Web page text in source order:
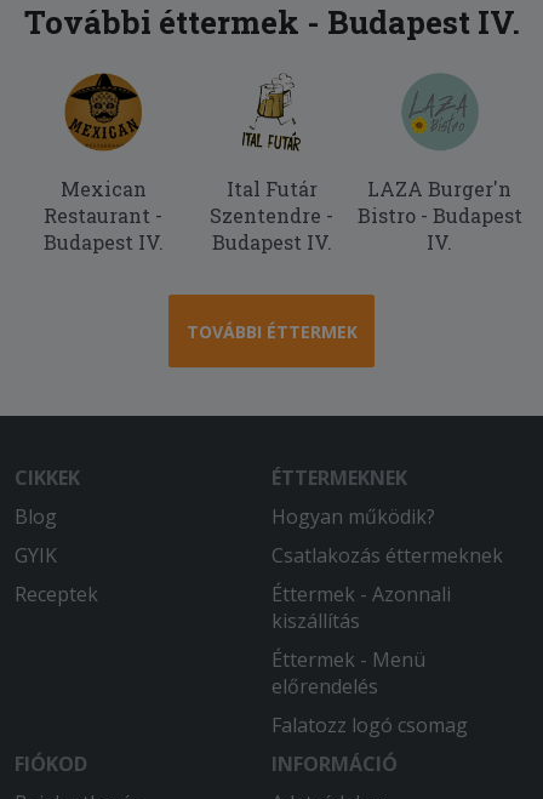
Ízletes és finom. Gyorsan kiszállították
a megrendelést.
További éttermek - Budapest IV.
Mexican
Restaurant -
Budapest IV.
Ital Futár
Szentendre -
Budapest IV.
LAZA Burger'n
Bistro - Budapest
IV.
TOVÁBBI ÉTTERMEK
CIKKEK
Blog
GYIK
Receptek
ÉTTERMEKNEK
Hogyan működik?
Csatlakozás éttermeknek
Éttermek - Azonnali
kiszállítás
Éttermek - Menü
előrendelés
Falatozz logó csomag
FIÓKOD
INFORMÁCIÓ